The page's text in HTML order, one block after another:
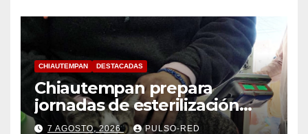
CHIAUTEMPAN DESTACADAS
Chiautempan prepara
jornadas de esterilización
para perros y gatos
7 AGOSTO, 2026 PULSO-RED